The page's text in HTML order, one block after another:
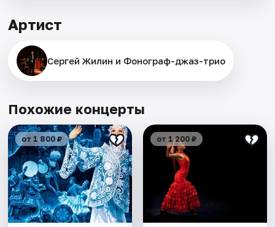
Артист
Сергей Жилин и Фонограф-джаз-трио
Похожие концерты
от 1 800 ₽ от 1 200 ₽